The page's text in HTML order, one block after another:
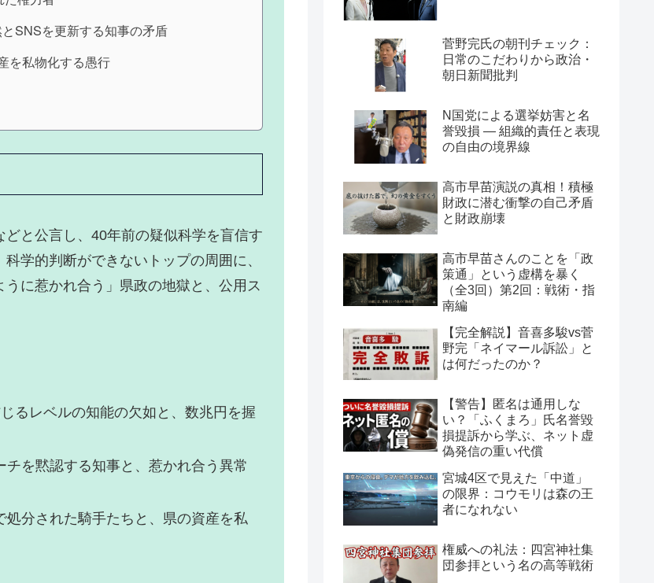
SNSを更新する知事の矛盾
を私物化する愚行
と公言し、40年前の疑似科学を盲信す
学的判断ができないトップの周囲に、
に惹かれ合う」県政の地獄と、公用ス
るレベルの知能の欠如と、数兆円を握
チを黙認する知事と、惹かれ合う異常
処分された騎手たちと、県の資産を私
菅野完氏の朝刊チェック：
日常のこだわりから政治・
朝日新聞批判
N国党による選挙妨害と名
誉毀損 ― 組織的責任と表現
の自由の境界線
高市早苗演説の真相！積極
財政に潜む衝撃の自己矛盾
と財政崩壊
高市早苗さんのことを「政
策通」という虚構を暴く
（全3回）第2回：戦術・指
南編
【完全解説】音喜多駿vs菅
野完「ネイマール訴訟」と
は何だったのか？
【警告】匿名は通用しな
い？「ふくまろ」氏名誉毀
損提訴から学ぶ、ネット虚
偽発信の重い代償
宮城4区で見えた「中道」
の限界：コウモリは森の王
者になれない
権威への礼法：四宮神社集
団参拝という名の高等戦術